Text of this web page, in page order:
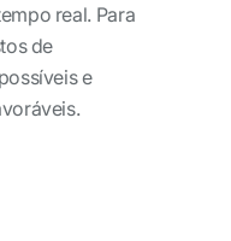
real. Para
de
e